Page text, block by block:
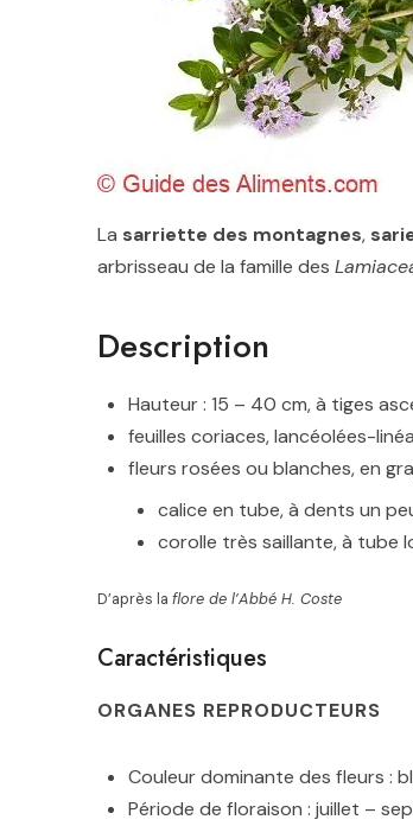
La sarriette des montagnes,
arbrisseau de la famille des
Description
Hauteur : 15 – 40 cm, à tiges
feuilles coriaces, lancéolées-
fleurs rosées ou blanches, en
calice en tube, à dents un
corolle très saillante, à tube
D’après la flore de l’Abbé H. Coste
Caractéristiques
ORGANES REPRODUCTEURS
Couleur dominante des fleurs :
Période de floraison : juillet –